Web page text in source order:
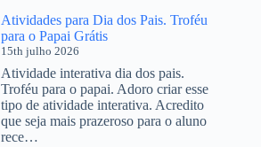
o
Pais
Educação
Infantil
pdf
Atividades para Dia dos Pais. Troféu
para o Papai Grátis
15th julho 2026
Atividade interativa dia dos pais.
Troféu para o papai. Adoro criar esse
tipo de atividade interativa. Acredito
que seja mais prazeroso para o aluno
rece…